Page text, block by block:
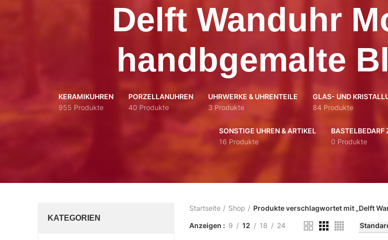
Delft Wanduhr
handbgemalte
KERAMIKUHREN
955 Produkte
PORZELLANUHREN
40 Produkte
UHRWERKE & UHRENTEILE
3 Produkte
GLAS- UND
84 Produkte
SONSTIGE UHREN & ARTIKEL
16 Produkte
BASTELBEDARF
0 Produkte
KATEGORIEN
Startseite Shop Produkte verschlagwortet mit „Delft
Anzeigen 9 12 18 24